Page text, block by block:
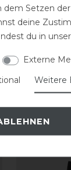
Setzen
deine
du in
Externe
Weitere